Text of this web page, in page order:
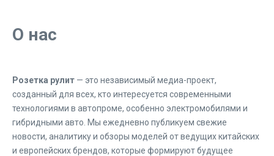
О нас
Розетка рулит — это независимый медиа-проект,
созданный для всех, кто интересуется современными
технологиями в автопроме, особенно электромобилями и
гибридными авто. Мы ежедневно публикуем свежие
новости, аналитику и обзоры моделей от ведущих китайских
и европейских брендов, которые формируют будущее